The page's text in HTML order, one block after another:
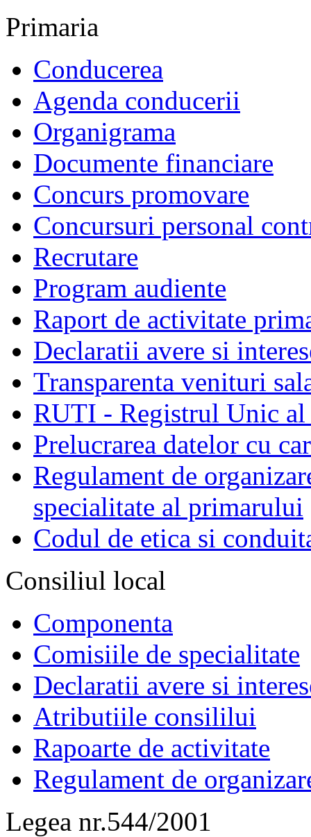
Primaria
Conducerea
Agenda conducerii
Organigrama
Documente financiare
Concurs promovare
Concursuri personal
Recrutare
Program audiente
Raport de activitate
Declaratii avere si
Transparenta venituri
RUTI - Registrul Unic al
Prelucrarea datelor cu
Regulament de
specialitate al primarului
Codul de etica si
Consiliul local
Componenta
Comisiile de specialitate
Declaratii avere si
Atributiile consililui
Rapoarte de activitate
Regulament de
Legea nr.544/2001